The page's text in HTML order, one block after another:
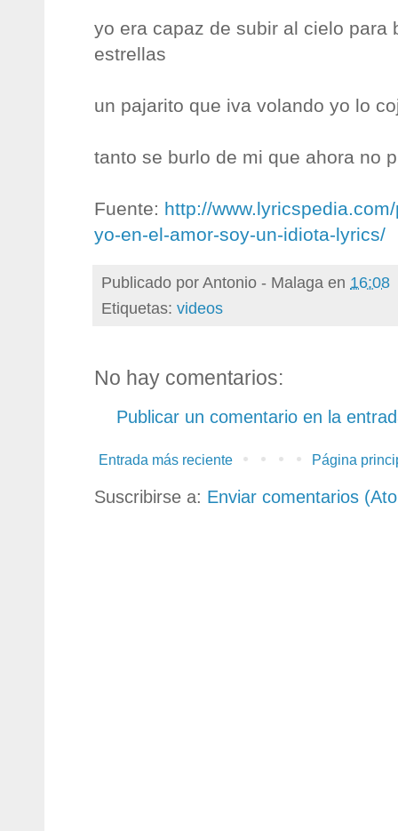
yo era capaz de subir al cielo para
estrellas
un pajarito que iva volando yo lo
tanto se burlo de mi que ahora no
Fuente: http://
yo-en-el-amor-soy-un-idiota-lyrics/
Publicado porAntonio - Malaga en 16:08
Etiquetas: videos
No hay comentarios:
Publicar un comentario en la
Entrada más reciente Página
Suscribirse a: Enviar comentarios